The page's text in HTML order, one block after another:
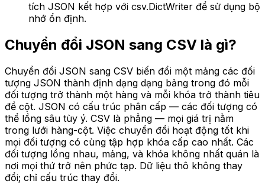
tích JSON kết hợp với csv.DictWriter để sử dụng bộ
nhớ ổn định.
Chuyển đổi JSON sang CSV là gì?
Chuyển đổi JSON sang CSV biến đổi một mảng các đối
tượng JSON thành định dạng dạng bảng trong đó mỗi
đối tượng trở thành một hàng và mỗi khóa trở thành tiêu
đề cột. JSON có cấu trúc phân cấp — các đối tượng có
thể lồng sâu tùy ý. CSV là phẳng — mọi giá trị nằm
trong lưới hàng-cột. Việc chuyển đổi hoạt động tốt khi
mọi đối tượng có cùng tập hợp khóa cấp cao nhất. Các
đối tượng lồng nhau, mảng, và khóa không nhất quán là
nơi mọi thứ trở nên phức tạp. Dữ liệu thô không thay
đổi; chỉ cấu trúc thay đổi.